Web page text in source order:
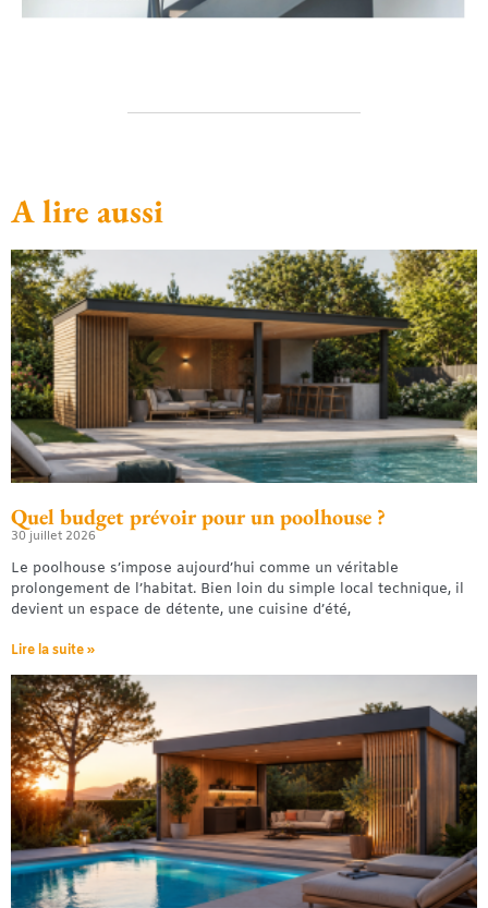
A lire aussi
Quel budget prévoir pour un poolhouse ?
30 juillet 2026
Le poolhouse s’impose aujourd’hui comme un véritable
prolongement de l’habitat. Bien loin du simple local technique, il
devient un espace de détente, une cuisine d’été,
Lire la suite »